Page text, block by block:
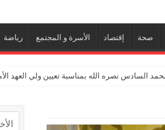
صحة إقتصاد الأسرة و المجتمع رياضة
السادس نصره الله بمناسبة تعيين ولي العهد